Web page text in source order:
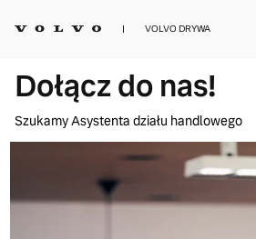
VOLVO DRYWA
Dołącz do nas!
Szukamy Asystenta działu handlowego